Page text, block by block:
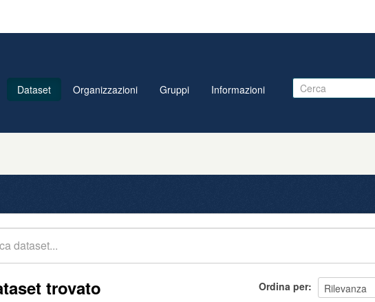
Dataset Organizzazioni Gruppi Informazioni
Ordina per
trovato